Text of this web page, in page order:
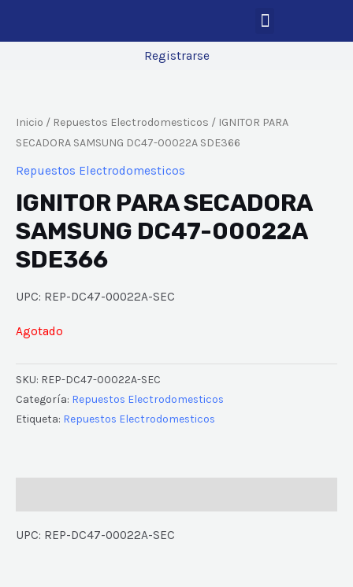
Registrarse
Inicio / Repuestos Electrodomesticos / IGNITOR PARA
SECADORA SAMSUNG DC47-00022A SDE366
Repuestos Electrodomesticos
IGNITOR PARA SECADORA
SAMSUNG DC47-00022A
SDE366
UPC: REP-DC47-00022A-SEC
Agotado
SKU: REP-DC47-00022A-SEC
Categoría: Repuestos Electrodomesticos
Etiqueta: Repuestos Electrodomesticos
UPC: REP-DC47-00022A-SEC